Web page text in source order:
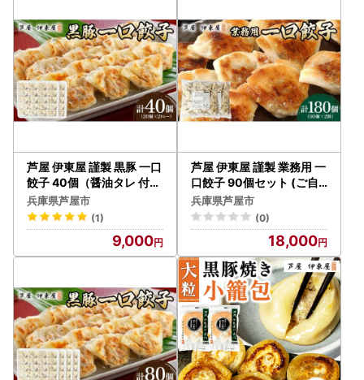
芦屋 伊東屋 謹製 黒豚 一口
餃子 40個（醤油タレ 付き
）
兵庫県芦屋市
(1)
9,000
芦屋 伊東屋 謹製 業務用 一
口餃子 90個セット (ご自
宅用) 2袋
兵庫県芦屋市
(0)
18,000